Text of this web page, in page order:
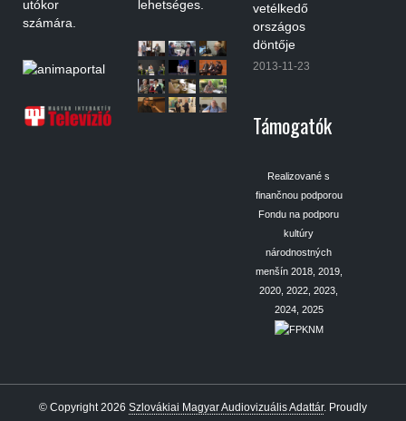
utókor
számára.
lehetséges.
vetélkedő
országos
döntője
2013-11-23
Támogatók
Realizované s
finančnou podporou
Fondu na podporu
kultúry
národnostných
menšín 2018, 2019,
2020, 2022, 2023,
2024, 2025
© Copyright 2026 Szlovákiai Magyar Audiovizuális Adattár. Proudly